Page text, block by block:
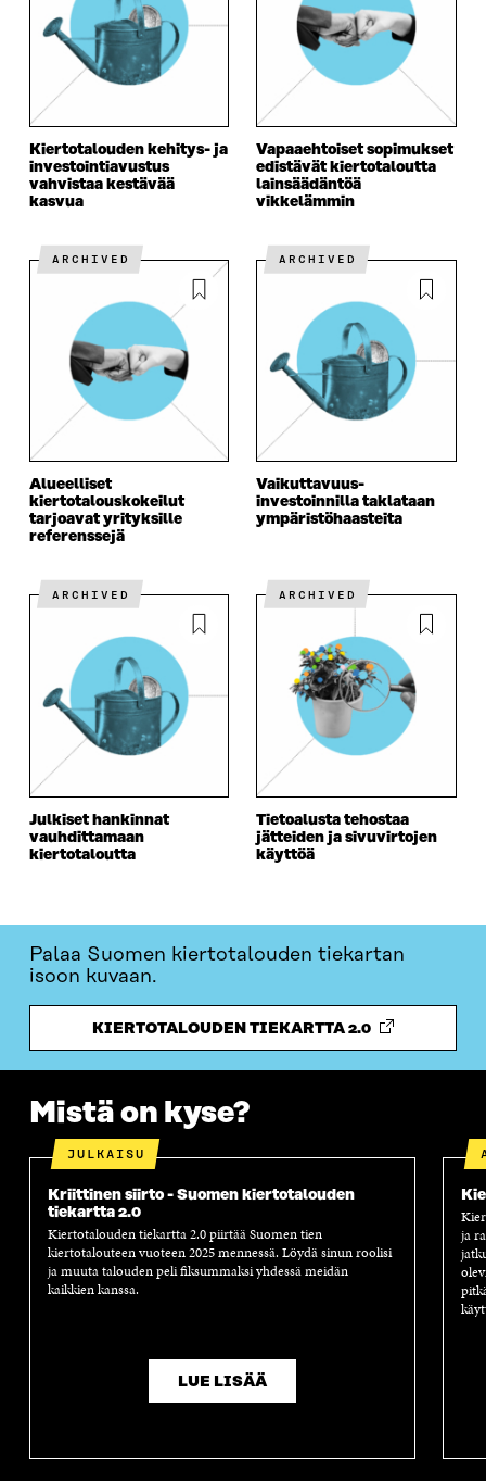
Kiertotalouden kehitys- ja
investointiavustus
vahvistaa kestävää
kasvua
Vapaaehtoiset sopimukset
edistävät kiertotaloutta
lainsäädäntöä
vikkelämmin
ARCHIVED
Alueelliset
kiertotalouskokeilut
tarjoavat yrityksille
referenssejä
ARCHIVED
Vaikuttavuus­
investoinnilla taklataan
ympäristöhaasteita
ARCHIVED
Julkiset hankinnat
vauhdittamaan
kiertotaloutta
ARCHIVED
Tietoalusta tehostaa
jätteiden ja sivuvirtojen
käyttöä
Palaa Suomen kiertotalouden tiekartan
isoon kuvaan.
KIERTOTALOUDEN TIEKARTTA 2.0
Mistä on kyse?
JULKAISU
Kriittinen siirto - Suomen kiertotalouden
tiekartta 2.0
Kiertotalouden tiekartta 2.0 piirtää Suomen tien
kiertotalouteen vuoteen 2025 mennessä. Löydä sinun roolisi
ja muuta talouden peli fiksummaksi yhdessä meidän
kaikkien kanssa.
LUE LISÄÄ
ja